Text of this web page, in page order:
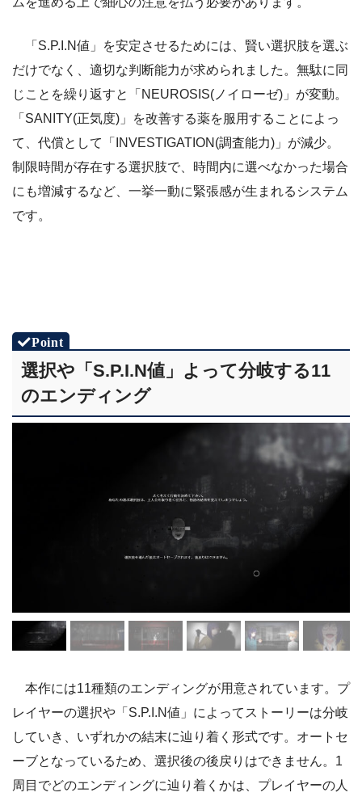
「S.P.I.N値」を安定させるためには、賢い選択肢を選ぶ
だけでなく、適切な判断能力が求められました。無駄に同
じことを繰り返すと「NEUROSIS(ノイローゼ)」が変動。
「SANITY(正気度)」を改善する薬を服用することによっ
て、代償として「INVESTIGATION(調査能力)」が減少。
制限時間が存在する選択肢で、時間内に選べなかった場合
にも増減するなど、一挙一動に緊張感が生まれるシステム
です。
選択や「S.P.I.N値」よって分岐する11
のエンディング
本作には11種類のエンディングが用意されています。プ
レイヤーの選択や「S.P.I.N値」によってストーリーは分岐
していき、いずれかの結末に辿り着く形式です。オートセ
ーブとなっているため、選択後の後戻りはできません。1
周目でどのエンディングに辿り着くかは、プレイヤーの人